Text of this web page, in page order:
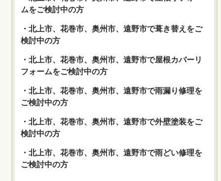
ムをご検討中の方
・北上市、花巻市、奥州市、遠野市で葺き替えをご
検討中の方
・北上市、花巻市、奥州市、遠野市で屋根カバーリ
フォームをご検討中の方
・北上市、花巻市、奥州市、遠野市で雨漏り修理を
ご検討中の方
・北上市、花巻市、奥州市、遠野市で外壁塗装をご
検討中の方
・北上市、花巻市、奥州市、遠野市で雨どい修理を
ご検討中の方